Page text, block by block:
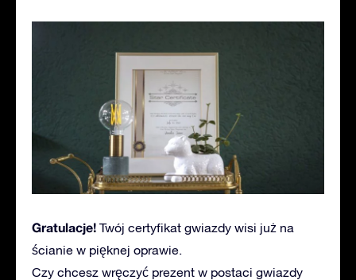
Gratulacje! Twój certyfikat gwiazdy wisi już na
ścianie w pięknej oprawie.
Czy chcesz wręczyć prezent w postaci gwiazdy